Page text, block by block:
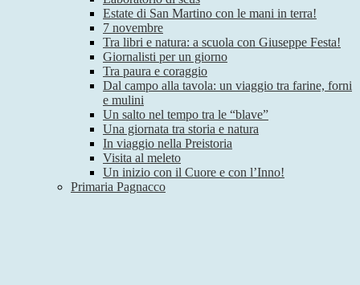
Estate di San Martino con le mani in terra!
7 novembre
Tra libri e natura: a scuola con Giuseppe Festa!
Giornalisti per un giorno
Tra paura e coraggio
Dal campo alla tavola: un viaggio tra farine, forni
e mulini
Un salto nel tempo tra le “blave”
Una giornata tra storia e natura
In viaggio nella Preistoria
Visita al meleto
Un inizio con il Cuore e con l’Inno!
Primaria Pagnacco